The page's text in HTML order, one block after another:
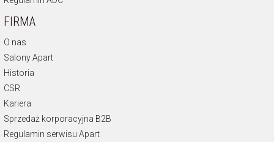
FIRMA
O nas
Salony Apart
Historia
CSR
Kariera
Sprzedaż korporacyjna B2B
Regulamin serwisu Apart